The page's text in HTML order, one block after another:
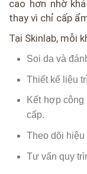
cao hơn nhờ
thay vì chỉ cấp
Tại Skinlab, mỗi
Soi da và
Thiết kế liệu
Kết hợp
cấp.
Theo dõi hiệu
Tư vấn quy